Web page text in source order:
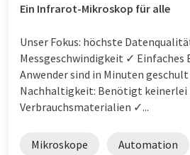
Ein Infrarot-Mikroskop für alle
Unser Fokus: höchste
Messgeschwindigkeit ✓ Einfaches
Anwender sind in Minuten
Nachhaltigkeit: Benötigt keinerlei
Verbrauchsmaterialien ✓...
Mikroskope Automation